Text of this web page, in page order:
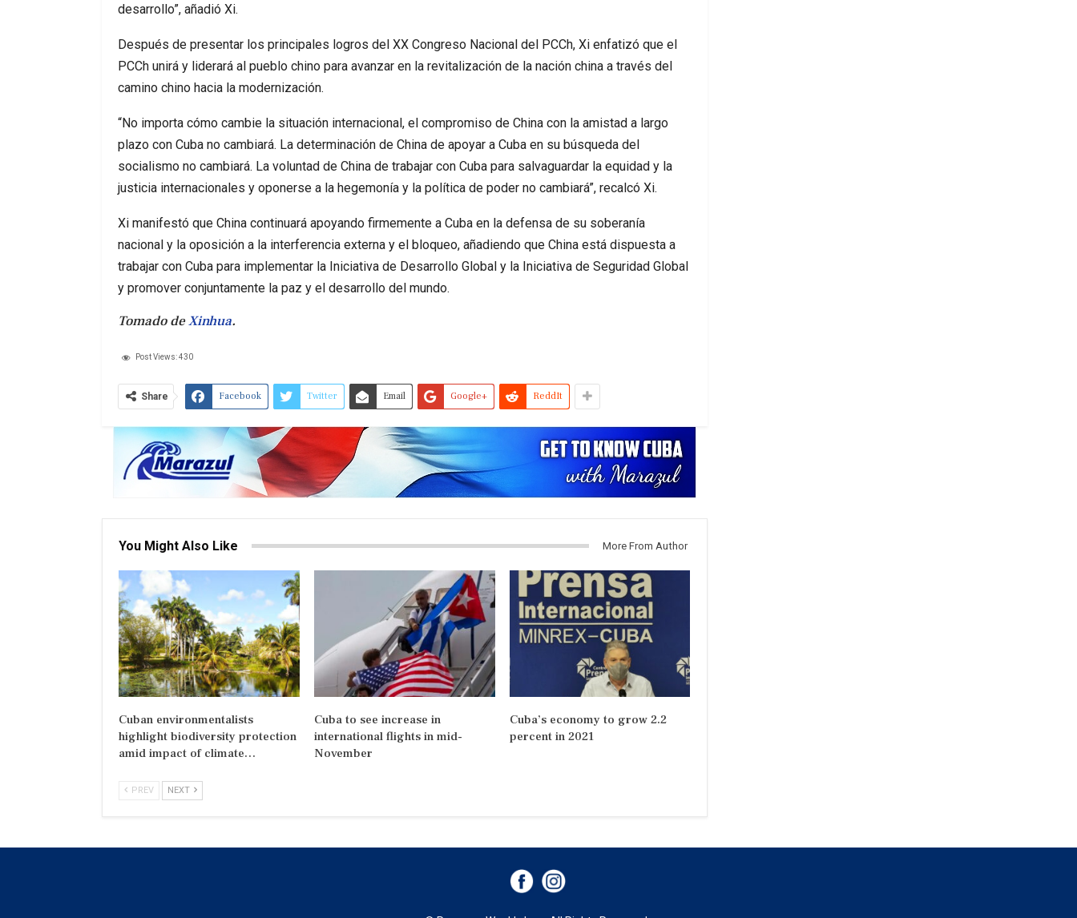
desarrollo”, añadió Xi.
Después de presentar los principales logros del XX Congreso Nacional del PCCh, Xi enfatizó que el
PCCh unirá y liderará al pueblo chino para avanzar en la revitalización de la nación china a través del
camino chino hacia la modernización.
“No importa cómo cambie la situación internacional, el compromiso de China con la amistad a largo
plazo con Cuba no cambiará. La determinación de China de apoyar a Cuba en su búsqueda del
socialismo no cambiará. La voluntad de China de trabajar con Cuba para salvaguardar la equidad y la
justicia internacionales y oponerse a la hegemonía y la política de poder no cambiará”, recalcó Xi.
Xi manifestó que China continuará apoyando firmemente a Cuba en la defensa de su soberanía
nacional y la oposición a la interferencia externa y el bloqueo, añadiendo que China está dispuesta a
trabajar con Cuba para implementar la Iniciativa de Desarrollo Global y la Iniciativa de Seguridad Global
y promover conjuntamente la paz y el desarrollo del mundo.
Tomado deXinhua.
Post Views:430
Share Facebook Twitter Email Google+ ReddIt
You Might Also Like More From Author
Cuban environmentalists
highlight biodiversity protection
amid impact of climate…
Cuba to see increase in
international flights in mid-
November
Cuba’s economy to grow 2.2
percent in 2021
PREV NEXT